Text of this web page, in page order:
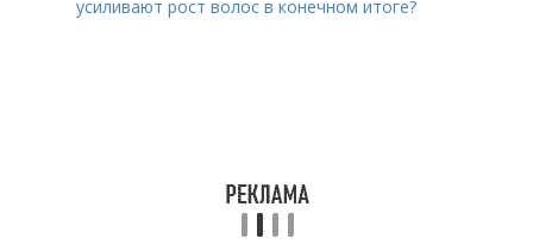
усиливают рост волос в конечном итоге?